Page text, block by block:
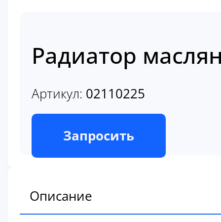
Радиатор
Артикул: 02110225
В наличии
Запросить
Описание